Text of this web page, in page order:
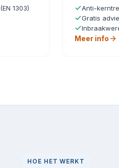
1303)
Anti-
Gratis
Meer info
HOE HET WERKT